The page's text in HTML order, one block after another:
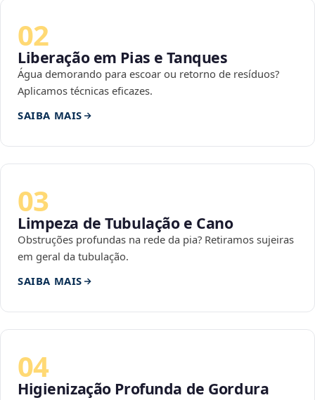
02
Liberação em Pias e Tanques
Água demorando para escoar ou retorno de resíduos?
Aplicamos técnicas eficazes.
SAIBA MAIS
03
Limpeza de Tubulação e Cano
Obstruções profundas na rede da pia? Retiramos sujeiras
em geral da tubulação.
SAIBA MAIS
04
Higienização Profunda de Gordura